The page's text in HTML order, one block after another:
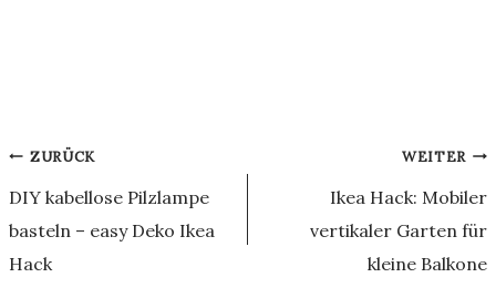
Beitragsnavigation
ZURÜCK
DIY kabellose Pilzlampe
basteln – easy Deko Ikea
Hack
WEITER
Ikea Hack: Mobiler
vertikaler Garten für
kleine Balkone